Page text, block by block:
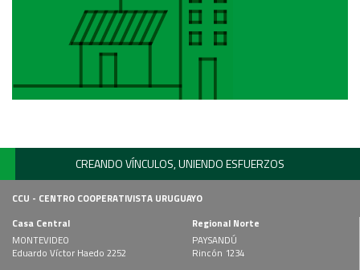
CREANDO VÍNCULOS, UNIENDO ESFUERZOS
CCU - CENTRO COOPERATIVISTA URUGUAYO
Casa Central
MONTEVIDEO
Eduardo Víctor Haedo 2252
Regional Norte
PAYSANDÚ
Rincón 1234